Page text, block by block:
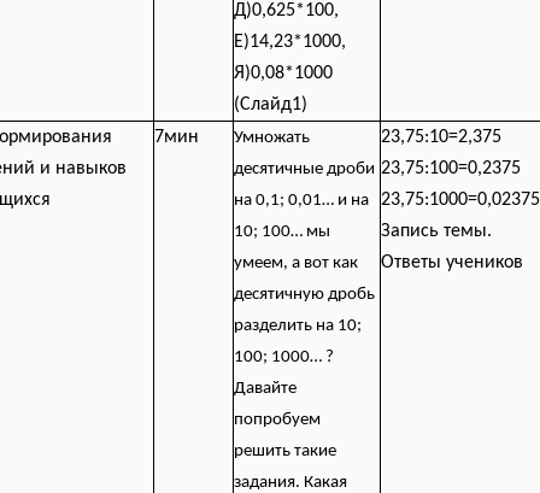
Д)0,625*100,
Е)14,23*1000,
Я)0,08*1000
(Слайд1)
и навыков
7мин
Умножать
десятичные дроби
на 0,1; 0,01… и на
10; 100… мы
умеем, а вот как
десятичную дробь
разделить на 10;
100; 1000… ?
Давайте
попробуем
решить такие
задания. Какая
23,75:10=2,375
23,75:100=0,2375
23,75:1000=0,02375
Запись темы.
Ответы учеников